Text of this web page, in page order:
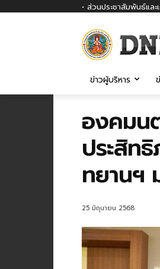
• ส่วนประชาสัมพันธ์แล
ข่าวผู้บริหาร
องคมน
ประสิท
ทยานฯ
25 มิถุนายน 2568